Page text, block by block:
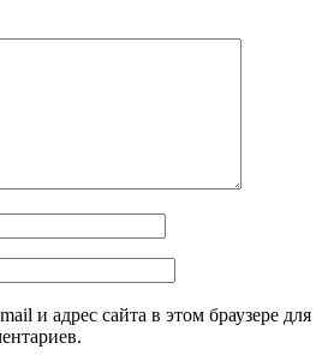
и адрес сайта в этом браузере для